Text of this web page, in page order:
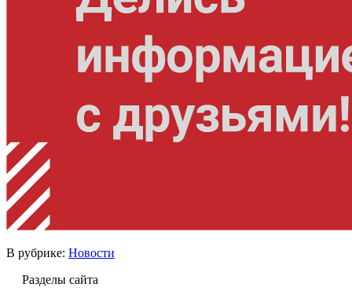
В рубрике: Новости
Разделы сайта